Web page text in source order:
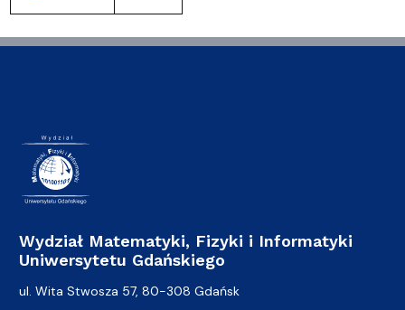
Wydział Matematyki, Fizyki i Informatyki
Uniwersytetu Gdańskiego
ul. Wita Stwosza 57, 80-308 Gdańsk